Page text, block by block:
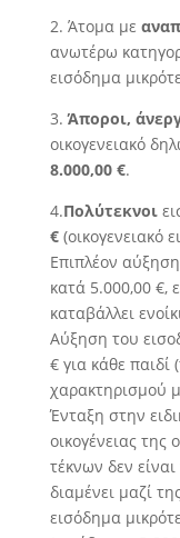
2. Άτομα με
ανωτέρω
εισόδημα
3.Άποροι,
οικογενειακό
8.000,00 €.
4.Πολύτεκνοι
€(οικογενειακό
Επιπλέον
κατά 5.000,00 €,
καταβάλλει
Αύξηση του
€ για κάθε
χαρακτηρισμού
Ένταξη στην
οικογένειας
τέκνων δεν
διαμένει μαζί
εισόδημα